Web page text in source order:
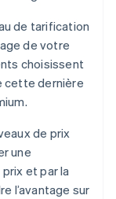
de tarification
de votre
choisissent
cette dernière
de prix
une
et par la
l’avantage sur